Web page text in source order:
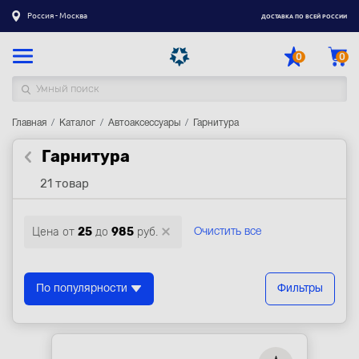
Россия - Москва ДОСТАВКА ПО ВСЕЙ РОССИИ
0 0
Каталог товаров
Регистрация| Вход
Доставка
Контакты
Акции
Главная Каталог Автоаксессуары Гарнитура
Гарнитура
21 товар
Цена от 25 до 985 руб. Очистить все
По популярности Фильтры